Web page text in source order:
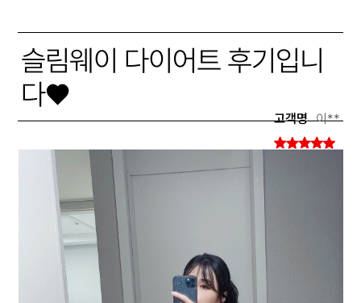
슬림웨이 다이어트 후기입니
다♥
고객명 이**